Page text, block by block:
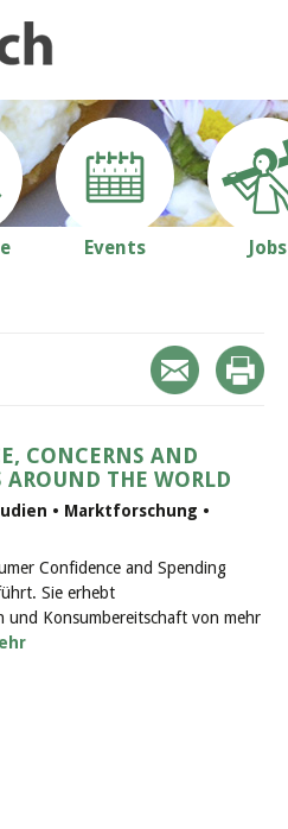
Events Jobs
CONCERNS AND
THE WORLD
• Marktforschung •
Confidence and Spending
Sie erhebt
und Konsumbereitschaft von mehr